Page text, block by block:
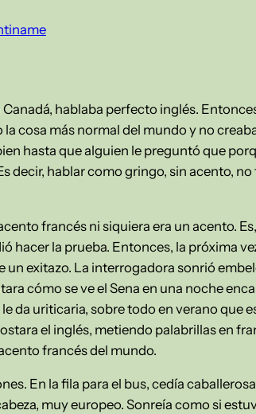
hablaba perfecto inglés.
la cosa más normal del mundo y no
hasta que alguien le preguntó que
decir, hablar como gringo, sin acento, no
francés ni siquiera era un acento.
hacer la prueba. Entonces, la próxima
un exitazo. La interrogadora sonrió
cómo se ve el Sena en una noche
da uriticaria, sobre todo en verano que
el inglés, metiendo palabrillas en
francés del mundo.
En la fila para el bus, cedía
muy europeo. Sonreía como si